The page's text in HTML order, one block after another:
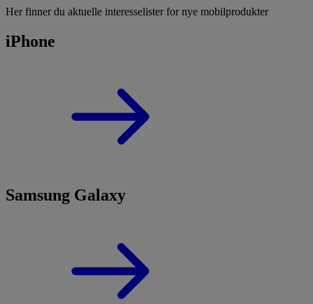
Her finner du aktuelle interesselister for nye mobilprodukter
iPhone
Samsung Galaxy